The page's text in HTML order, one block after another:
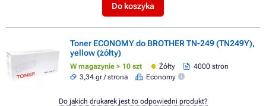
Do koszyka
Toner ECONOMY do BROTHER TN-249 (TN249Y),
yellow (żółty)
W magazynie > 10 szt Żółty
4000 stron
3,34 gr / strona
Economy
Do jakich drukarek jest to odpowiedni produkt?